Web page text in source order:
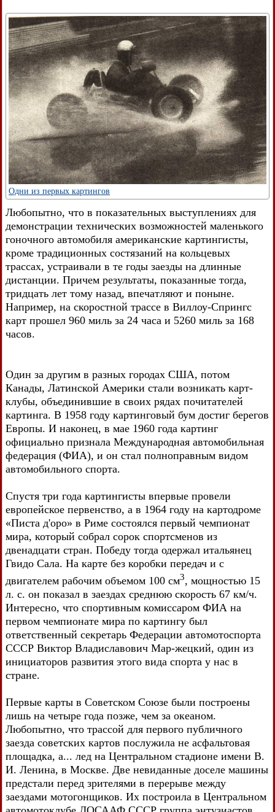
Одни из первых картингов
Любопытно, что в показательных выступлениях для
демонстрации технических возможностей маленького
гоночного автомобиля американские картингисты,
кроме традиционных состязаний на кольцевых
трассах, устраивали в те годы заезды на длинные
дистанции. Причем результаты, показанные тогда,
тридцать лет тому назад, впечатляют и поныне.
Например, на скоростной трассе в Виллоу-Спрингс
карт прошел 960 миль за 24 часа и 5260 миль за 168
часов.
Один за другим в разных городах США, потом
Канады, Латинской Америки стали возникать карт-
клубы, объединившие в своих рядах почитателей
картинга. В 1958 году картинговый бум достиг берегов
Европы. И наконец, в мае 1960 года картинг
официально признала Международная автомобильная
федерация (ФИА), и он стал полноправным видом
автомобильного спорта.
Спустя три года картингисты впервые провели
европейское первенство, а в 1964 году на картодроме
«Писта д'оро» в Риме состоялся первый чемпионат
мира, который собрал сорок спортсменов из
двенадцати стран. Победу тогда одержал итальянец
Гвидо Сала. На карте без коробки передач и с
двигателем рабочим объемом 100 см3, мощностью 15
л. с. он показал в заездах среднюю скорость 67 км/ч.
Интересно, что спортивным комиссаром ФИА на
первом чемпионате мира по картингу был
ответственный секретарь Федерации автомотоспорта
СССР Виктор Владиславович Мар-жецкий, один из
инициаторов развития этого вида спорта у нас в
стране.
Первые карты в Советском Союзе были построены
лишь на четыре года позже, чем за океаном.
Любопытно, что трассой для первого публичного
заезда советских картов послужила не асфальтовая
площадка, а... лед на Центральном стадионе имени В.
И. Ленина, в Москве. Две невиданные доселе машины
предстали перед зрителями в перерыве между
заездами мотогонщиков. Их построила в Центральном